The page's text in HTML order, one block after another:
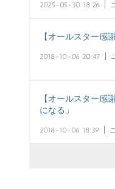
2025-05-30 18:26
【オールスター感
2018-10-06 20:47
【オールスター感
になる」
2018-10-06 18:39